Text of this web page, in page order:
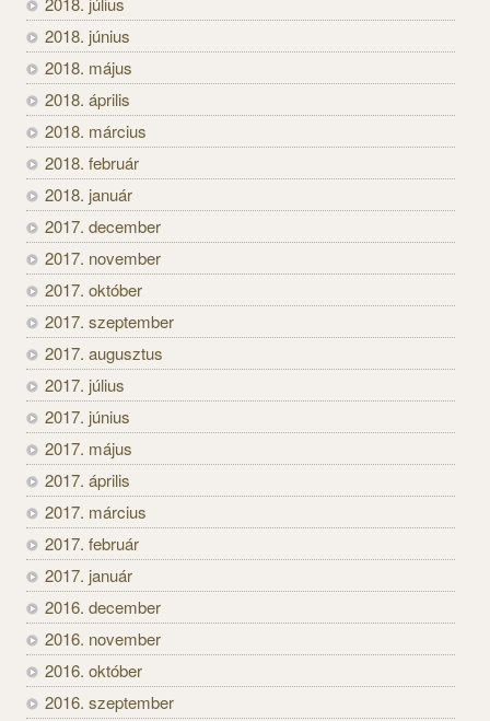
2018. június
2018. május
2018. április
2018. március
2018. február
2018. január
2017. december
2017. november
2017. október
2017. szeptember
2017. augusztus
2017. július
2017. június
2017. május
2017. április
2017. március
2017. február
2017. január
2016. december
2016. november
2016. október
2016. szeptember